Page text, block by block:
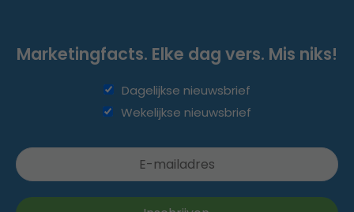
Marketingfacts. Elke dag vers. Mis niks!
Dagelijkse nieuwsbrief
Wekelijkse nieuwsbrief